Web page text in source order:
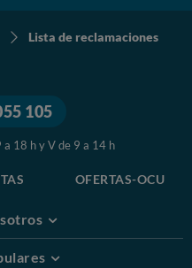
Lista de reclamaciones
105
a 18 h y V de 9 a 14 h
OFERTAS-OCU